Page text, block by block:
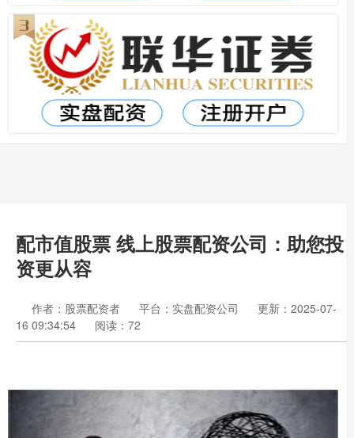
配市值股票 线上股票配资公司：助您投
资更从容
作者：股票配资者 平台：实盘配资公司
更新：2025-07-
16 09:34:54
阅读：72